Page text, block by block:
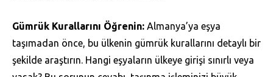
Gümrük Kurallarını Öğrenin: Almanya’ya eşya
taşımadan önce, bu ülkenin gümrük kurallarını detaylı bir
şekilde araştırın. Hangi eşyaların ülkeye girişi sınırlı veya